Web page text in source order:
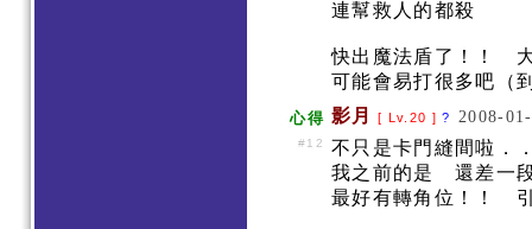
連幫救人的都殺
快出魔法盾了！！
可能會易打很多吧（
心得 影月 [ Lv.20 ]? 2008-
#12
不只是卡門縫間啦．
我之前的是 還差一
最好有轉角位！！